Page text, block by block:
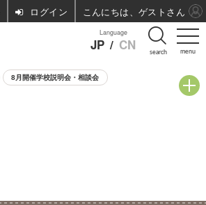
menu
Language
JP / CN search
8月開催学校説明会・相談会
ログイン こんにちは、ゲストさん